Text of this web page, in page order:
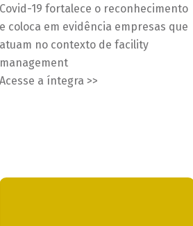
Covid-19 fortalece o reconhecimento
e coloca em evidência empresas que
atuam no contexto de facility
management
Acesse a íntegra >>